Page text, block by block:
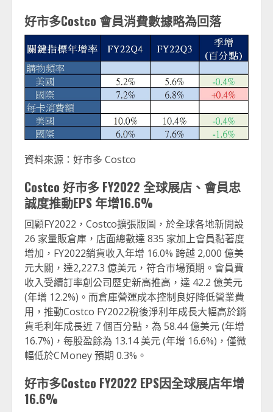
好市多Costco 會員消費數據略為回落
資料來源：好市多 Costco
Costco 好市多 FY2022 全球展店、會員忠
誠度推動EPS 年增16.6%
回顧FY2022，Costco擴張版圖，於全球各地新開設
26 家量販倉庫，店面總數達 835 家加上會員黏著度
增加，FY2022銷貨收入年增 16.0% 跨越 2,000 億美
元大關，達2,227.3 億美元，符合市場預期。會員費
收入受續訂率創公司歷史新高推高，達 42.2 億美元
(年增 12.2%)。而倉庫營運成本控制良好降低營業費
用，推動Costco FY2022稅後淨利年成長大幅高於銷
貨毛利年成長近 7 個百分點，為 58.44 億美元 (年增
16.7%)，每股盈餘為 13.14 美元 (年增 16.6%)，僅微
幅低於CＭoney 預期 0.3%。
好市多Costco FY2022 EPS因全球展店年增
16.6%